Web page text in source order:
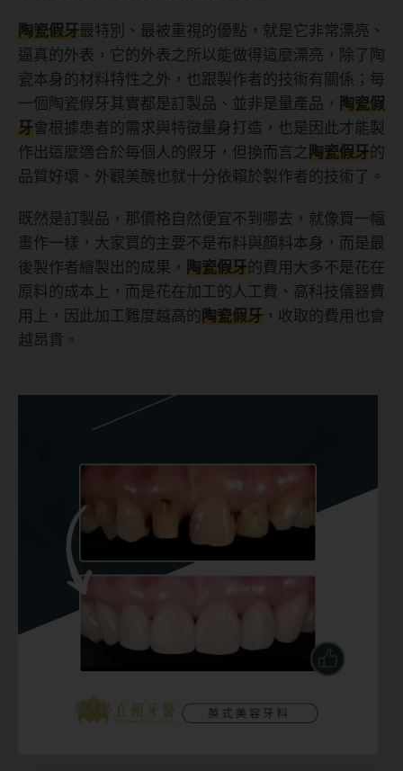
陶瓷假牙最特別、最被重視的優點，就是它非常漂亮、
逼真的外表，它的外表之所以能做得這麼漂亮，除了陶
瓷本身的材料特性之外，也跟製作者的技術有關係；每
一個陶瓷假牙其實都是訂製品、並非是量產品， 陶瓷假
牙會根據患者的需求與特徵量身打造，也是因此才能製
作出這麼適合於每個人的假牙，但換而言之陶瓷假牙的
品質好壞、外觀美醜也就十分依賴於製作者的技術了。
既然是訂製品，那價格自然便宜不到哪去，就像買一幅
畫作一樣，大家買的主要不是布料與顏料本身，而是最
後製作者繪製出的成果， 陶瓷假牙的費用大多不是花在
原料的成本上，而是花在加工的人工費、高科技儀器費
用上，因此加工難度越高的陶瓷假牙 ，收取的費用也會
越昂貴。